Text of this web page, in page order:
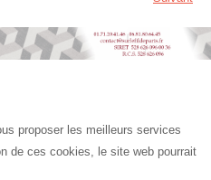
proposer les meilleurs services
de ces cookies, le site web pourrait